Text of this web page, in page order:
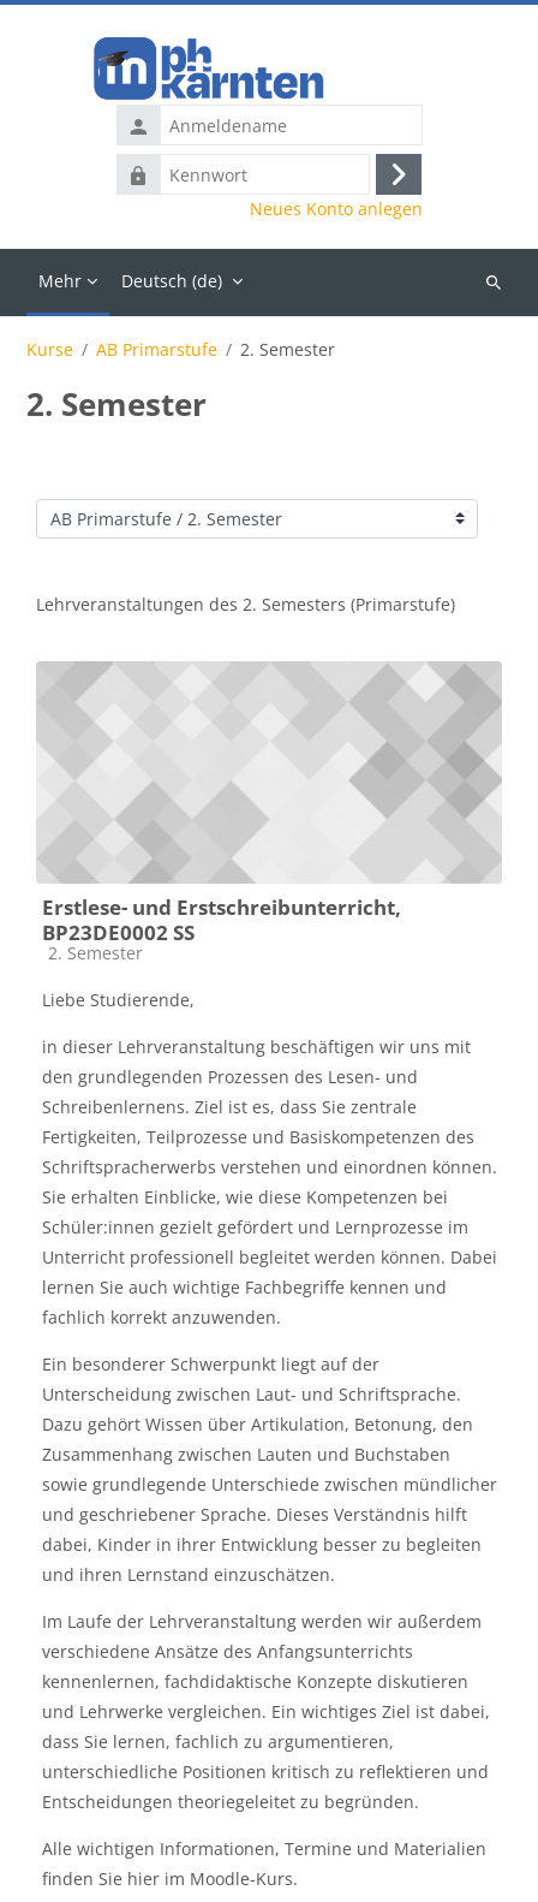
Anmeldename
Kennwort
Anmelden
Neues Konto anlegen
Mehr Deutsch ‎(de)‎
Kurse
Kurse AB Primarstufe 2. Semester
2. Semester
Kursbereiche
Lehrveranstaltungen des 2. Semesters (Primarstufe)
Erstlese- und Erstschreibunterricht,
BP23DE0002 SS
Kursbereich
2. Semester
Liebe Studierende,
in dieser Lehrveranstaltung beschäftigen wir uns mit
den grundlegenden Prozessen des Lesen- und
Schreibenlernens. Ziel ist es, dass Sie zentrale
Fertigkeiten, Teilprozesse und Basiskompetenzen des
Schriftspracherwerbs verstehen und einordnen können.
Sie erhalten Einblicke, wie diese Kompetenzen bei
Schüler:innen gezielt gefördert und Lernprozesse im
Unterricht professionell begleitet werden können. Dabei
lernen Sie auch wichtige Fachbegriffe kennen und
fachlich korrekt anzuwenden.
Ein besonderer Schwerpunkt liegt auf der
Unterscheidung zwischen Laut- und Schriftsprache.
Dazu gehört Wissen über Artikulation, Betonung, den
Zusammenhang zwischen Lauten und Buchstaben
sowie grundlegende Unterschiede zwischen mündlicher
und geschriebener Sprache. Dieses Verständnis hilft
dabei, Kinder in ihrer Entwicklung besser zu begleiten
und ihren Lernstand einzuschätzen.
Im Laufe der Lehrveranstaltung werden wir außerdem
verschiedene Ansätze des Anfangsunterrichts
kennenlernen, fachdidaktische Konzepte diskutieren
und Lehrwerke vergleichen. Ein wichtiges Ziel ist dabei,
dass Sie lernen, fachlich zu argumentieren,
unterschiedliche Positionen kritisch zu reflektieren und
Entscheidungen theoriegeleitet zu begründen.
Alle wichtigen Informationen, Termine und Materialien
finden Sie hier im Moodle-Kurs.